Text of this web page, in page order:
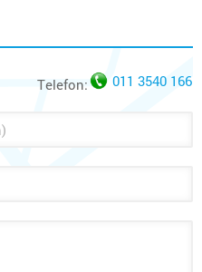
Telefon: 011 3540 166